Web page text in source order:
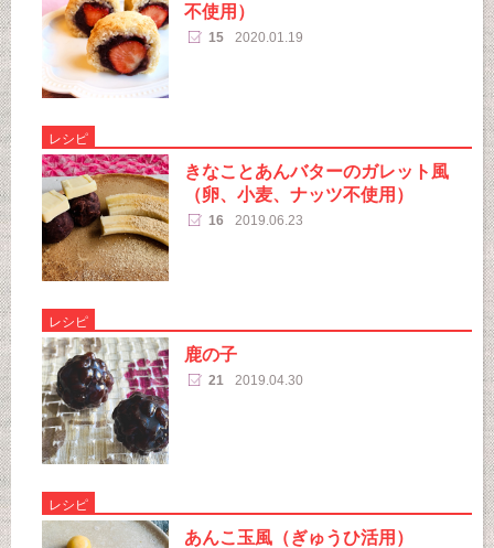
不使用）
15 2020.01.19
レシピ
きなことあんバターのガレット風
（卵、小麦、ナッツ不使用）
16 2019.06.23
レシピ
鹿の子
21 2019.04.30
レシピ
あんこ玉風（ぎゅうひ活用）